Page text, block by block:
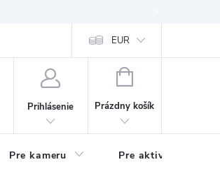
EUR
Prihlásenie
NÁKUPNÝ
Prázdny košík
Pre kameru Pre aktivitu